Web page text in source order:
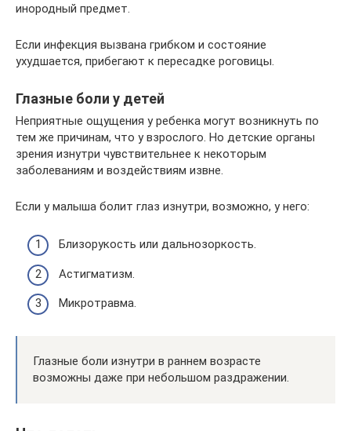
инородный предмет.
Если инфекция вызвана грибком и состояние
ухудшается, прибегают к пересадке роговицы.
Глазные боли у детей
Неприятные ощущения у ребенка могут возникнуть по
тем же причинам, что у взрослого. Но детские органы
зрения изнутри чувствительнее к некоторым
заболеваниям и воздействиям извне.
Если у малыша болит глаз изнутри, возможно, у него:
Близорукость или дальнозоркость.
Астигматизм.
Микротравма.
Глазные боли изнутри в раннем возрасте
возможны даже при небольшом раздражении.